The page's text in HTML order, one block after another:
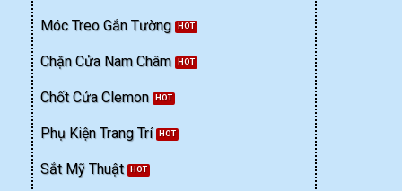
Móc Treo Gắn Tường
Chặn Cửa Nam Châm
Chốt Cửa Clemon
Phụ Kiện Trang Trí
Sắt Mỹ Thuật